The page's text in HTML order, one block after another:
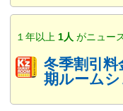
１年以上 1人 がニュー
冬季割引
期ルーム